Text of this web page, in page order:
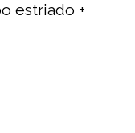
estriado +